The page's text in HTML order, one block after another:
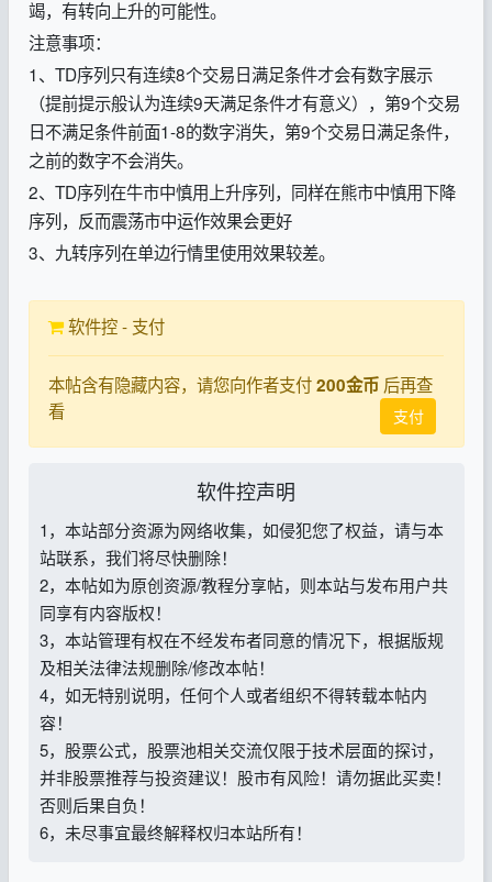
竭，有转向上升的可能性。
注意事项：
1、TD序列只有连续8个交易日满足条件才会有数字展示
（提前提示般认为连续9天满足条件才有意义），第9个交易
日不满足条件前面1-8的数字消失，第9个交易日满足条件，
之前的数字不会消失。
2、TD序列在牛市中慎用上升序列，同样在熊市中慎用下降
序列，反而震荡市中运作效果会更好
3、九转序列在单边行情里使用效果较差。
软件控 - 支付
本帖含有隐藏内容，请您向作者支付200金币 后再查
看
支付
软件控声明
1，本站部分资源为网络收集，如侵犯您了权益，请与本
站联系，我们将尽快删除！
2，本帖如为原创资源/教程分享帖，则本站与发布用户共
同享有内容版权！
3，本站管理有权在不经发布者同意的情况下，根据版规
及相关法律法规删除/修改本帖！
4，如无特别说明，任何个人或者组织不得转载本帖内
容！
5，股票公式，股票池相关交流仅限于技术层面的探讨，
并非股票推荐与投资建议！股市有风险！请勿据此买卖！
否则后果自负！
6，未尽事宜最终解释权归本站所有！